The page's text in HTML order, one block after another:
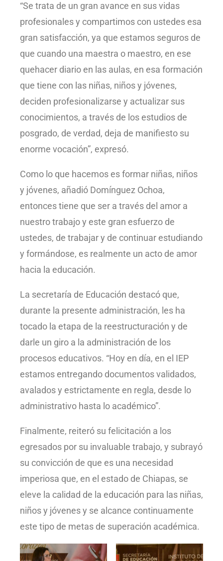
“Se trata de un gran avance en sus vidas
profesionales y compartimos con ustedes esa
gran satisfacción, ya que estamos seguros de
que cuando una maestra o maestro, en ese
quehacer diario en las aulas, en esa formación
que tiene con las niñas, niños y jóvenes,
deciden profesionalizarse y actualizar sus
conocimientos, a través de los estudios de
posgrado, de verdad, deja de manifiesto su
enorme vocación”, expresó.
Como lo que hacemos es formar niñas, niños
y jóvenes, añadió Domínguez Ochoa,
entonces tiene que ser a través del amor a
nuestro trabajo y este gran esfuerzo de
ustedes, de trabajar y de continuar estudiando
y formándose, es realmente un acto de amor
hacia la educación.
La secretaría de Educación destacó que,
durante la presente administración, les ha
tocado la etapa de la reestructuración y de
darle un giro a la administración de los
procesos educativos. “Hoy en día, en el IEP
estamos entregando documentos validados,
avalados y estrictamente en regla, desde lo
administrativo hasta lo académico”.
Finalmente, reiteró su felicitación a los
egresados por su invaluable trabajo, y subrayó
su convicción de que es una necesidad
imperiosa que, en el estado de Chiapas, se
eleve la calidad de la educación para las niñas,
niños y jóvenes y se alcance continuamente
este tipo de metas de superación académica.